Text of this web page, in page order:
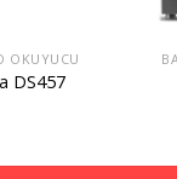
OKUYUCU
DS457